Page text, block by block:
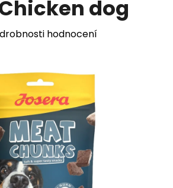
dog
hodnocení